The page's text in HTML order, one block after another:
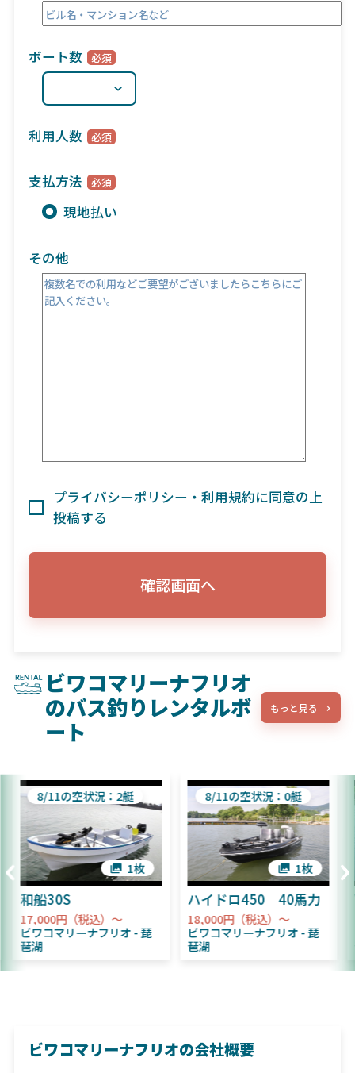
ボート数
利用人数
支払方法
現地払い
その他
プライバシーポリシー・利用規約に同意の上
投稿する
確認画面へ
ビワコマリーナフリオ
のバス釣りレンタルボ
ート
もっと見る
和船30S
17,000円（税込）～
ビワコマリーナフリオ 琵
琶湖
8/11の空状況：2艇
1枚
ハイドロ450 40馬力
18,000円（税込）～
ビワコマリーナフリオ 琵
琶湖
8/11の空状況：0艇
1枚
ビワコマリーナフリオの会社概要